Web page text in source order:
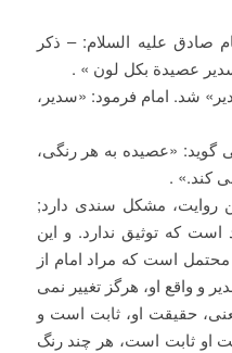
صادق علیه السلام: – ذکر
عصیدة بکل لون » .
شد. امام فرمود: «سدیر،
«عصیده به هر رنگی،
کند.» .
روایت، مشکل سندی دارد;
که توثیق ندارد. و این
است که مراد امام از
و واقع او، هرگز تغییر نمی
حقیقت او، ثابت است و
او ثابت است، هر چند رنگ